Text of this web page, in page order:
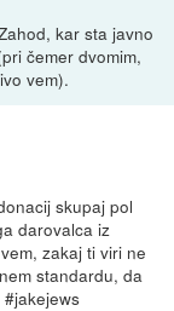
kar sta javno
čemer dvomim,
vem).
skupaj pol
darovalca iz
zakaj ti viri ne
standardu, da